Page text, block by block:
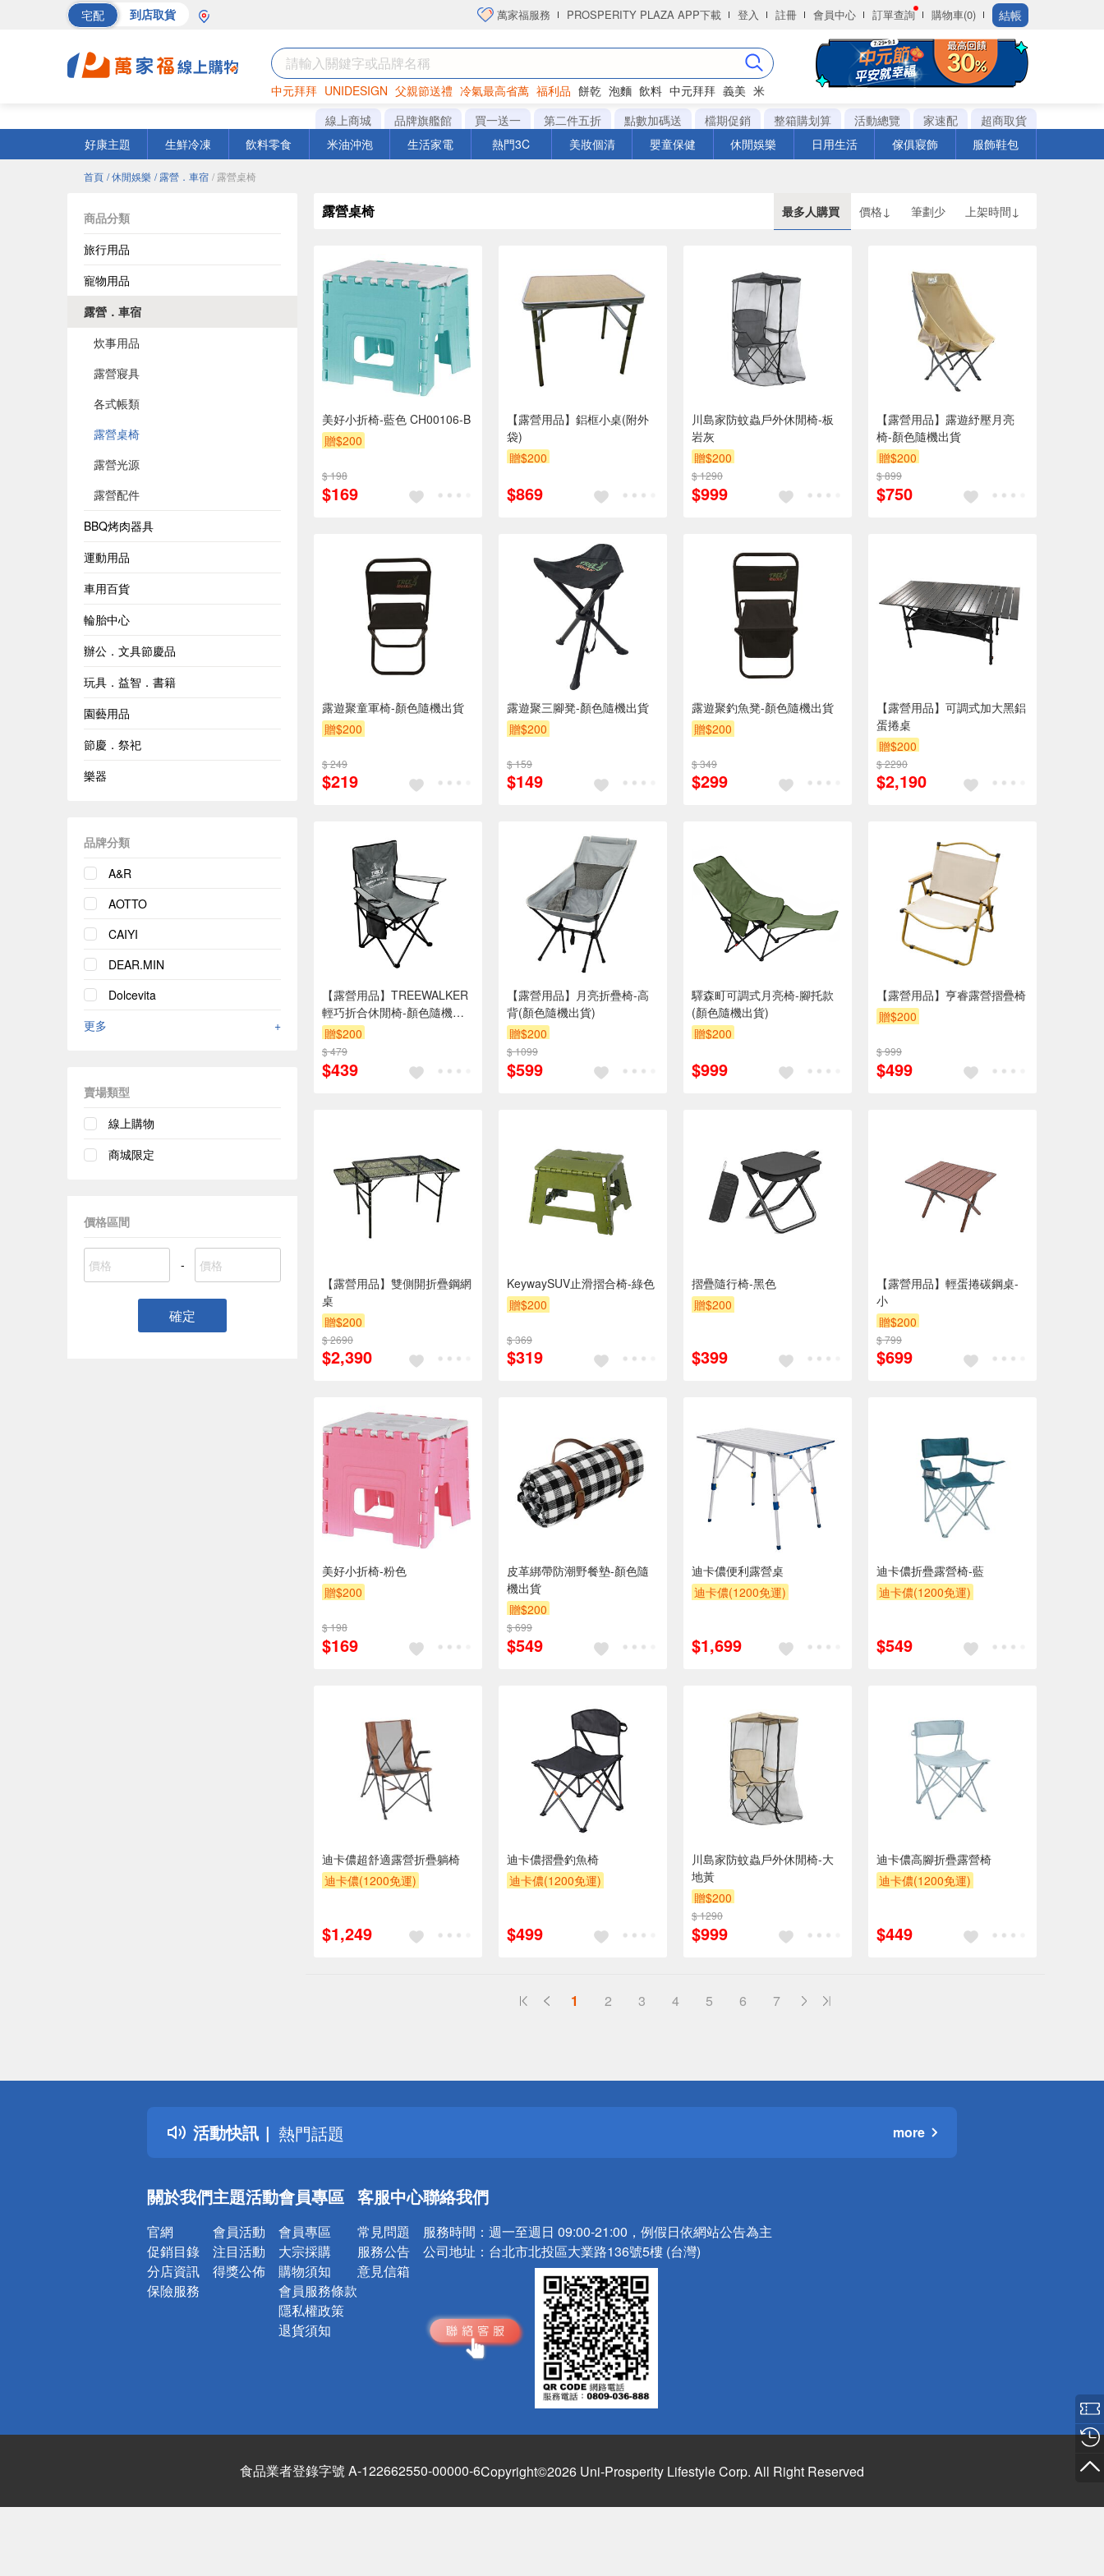
宅配 到店取貨 萬家福服務 PROSPERITY PLAZA APP下載 登入 註冊 會員中心 訂單查詢 購物車(0) 結帳
中元拜拜 UNIDESIGN 父親節送禮 冷氣最高省萬 福利品 餅乾 泡麵 飲料 中元拜拜 義美 米
罐頭 海苔 洋芋片
線上商城 品牌旗艦館 買一送一 第二件五折 點數加碼送 檔期促銷 整箱購划算 活動總覽 家速配
超商取貨
好康主題
生鮮冷凍 飲料零食 米油沖泡 生活家電 熱門3C 美妝個清 嬰童保健 休閒娛樂 日用生活 傢俱寢飾 服飾鞋包
首頁 / 休閒娛樂 / 露營．車宿 / 露營桌椅
商品分類
旅行用品
寵物用品
露營．車宿
炊事用品
露營寢具
各式帳類
露營桌椅
露營光源
露營配件
BBQ烤肉器具
運動用品
車用百貨
輪胎中心
辦公．文具節慶品
玩具．益智．書籍
園藝用品
節慶．祭祀
樂器
品牌分類
A&R
AOTTO
CAIYI
DEAR.MIN
Dolcevita
更多
+
賣場類型
線上購物
商城限定
價格區間
-
確定
露營桌椅 最多人購買 價格↓ 筆劃少 上架時間↓
美好小折椅-藍色 CH00106-B
贈$200
$ 198
$169
【露營用品】鋁框小桌(附外
袋)
贈$200
$869
川島家防蚊蟲戶外休閒椅-板
岩灰
贈$200
$ 1290
$999
【露營用品】露遊紓壓月亮
椅-顏色隨機出貨
贈$200
$ 899
$750
露遊聚童軍椅-顏色隨機出貨
贈$200
$ 249
$219
露遊聚三腳凳-顏色隨機出貨
贈$200
$ 159
$149
露遊聚釣魚凳-顏色隨機出貨
贈$200
$ 349
$299
【露營用品】可調式加大黑鋁
蛋捲桌
贈$200
$ 2290
$2,190
【露營用品】TREEWALKER
輕巧折合休閒椅-顏色隨機出
貨
贈$200
$ 479
$439
【露營用品】月亮折疊椅-高
背(顏色隨機出貨)
贈$200
$ 1099
$599
驛森町可調式月亮椅-腳托款
(顏色隨機出貨)
贈$200
$999
【露營用品】亨睿露營摺疊椅
贈$200
$ 999
$499
【露營用品】雙側開折疊鋼網
桌
贈$200
$ 2690
$2,390
KeywaySUV止滑摺合椅-綠色
贈$200
$ 369
$319
摺疊隨行椅-黑色
贈$200
$399
【露營用品】輕蛋捲碳鋼桌-
小
贈$200
$ 799
$699
美好小折椅-粉色
贈$200
$ 198
$169
皮革綁帶防潮野餐墊-顏色隨
機出貨
贈$200
$ 699
$549
迪卡儂便利露營桌
迪卡儂(1200免運)
$1,699
迪卡儂折疊露營椅-藍
迪卡儂(1200免運)
$549
迪卡儂超舒適露營折疊躺椅
迪卡儂(1200免運)
$1,249
迪卡儂摺疊釣魚椅
迪卡儂(1200免運)
$499
川島家防蚊蟲戶外休閒椅-大
地黃
贈$200
$ 1290
$999
迪卡儂高腳折疊露營椅
迪卡儂(1200免運)
$449
1 2 3 4 5 6 7
活動快訊
詐騙網頁！請小心！
得獎公告
熱門話題
銀行優惠
詐騙網頁！請小心！
more
關於我們
官網
促銷目錄
分店資訊
保險服務
主題活動
會員活動
注目活動
得獎公佈
會員專區
會員專區
大宗採購
購物須知
會員服務條款
隱私權政策
退貨須知
客服中心
常見問題
服務公告
意見信箱
聯絡我們
服務時間： 週一至週日 09:00-21:00，例假日依網站公告為主
公司地址： 台北市北投區大業路136號5樓 (台灣)
食品業者登錄字號 A-122662550-00000-6Copyright©2026 Uni-Prosperity Lifestyle Corp. All Right Reserved